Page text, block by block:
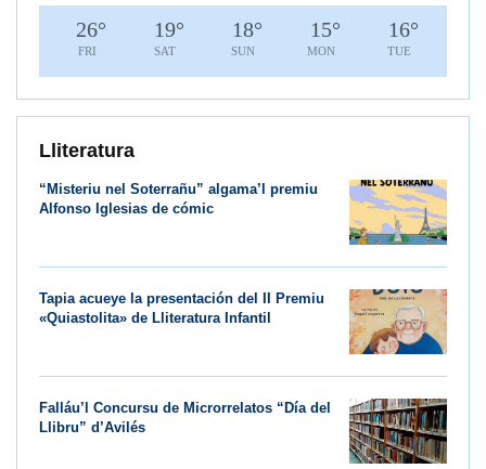
26°
FRI
19°
SAT
18°
SUN
15°
MON
16°
TUE
Lliteratura
“Misteriu nel Soterrañu” algama’l premiu
Alfonso Iglesias de cómic
Tapia acueye la presentación del II Premiu
«Quiastolita» de Lliteratura Infantil
Falláu’l Concursu de Microrrelatos “Día del
Llibru” d’Avilés